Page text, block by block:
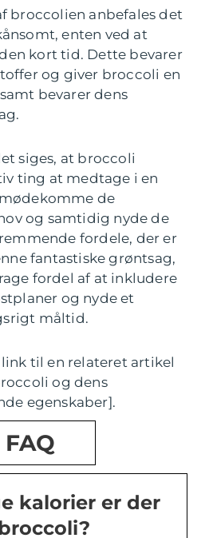
broccolien anbefales det
enten ved at
kort tid. Dette bevarer
og giver broccoli en
bevarer dens
siges, at broccoli
ting at medtage i en
de
og samtidig nyde de
fordele, der er
fantastiske grøntsag,
fordel af at inkludere
og nyde et
måltid.
til en relateret artikel
og dens
egenskaber].
FAQ
kalorier er der